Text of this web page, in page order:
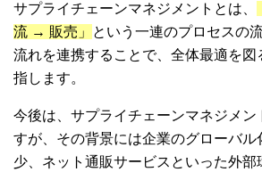
サプライチェーンマネジメントとは、
流 → 販売」
という一連のプロセスの
流れを連携することで、全体最適を図
指します。
今後は、サプライチェーンマネジメン
すが、その背景には企業のグローバル
少、ネット通販サービスといった外部